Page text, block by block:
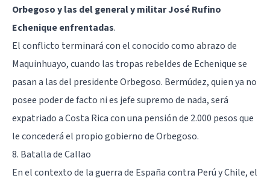
Orbegoso y las del general y militar José Rufino
Echenique enfrentadas.
El conflicto terminará con el conocido como abrazo de
Maquinhuayo, cuando las tropas rebeldes de Echenique se
pasan a las del presidente Orbegoso. Bermúdez, quien ya no
posee poder de facto ni es jefe supremo de nada, será
expatriado a Costa Rica con una pensión de 2.000 pesos que
le concederá el propio gobierno de Orbegoso.
8. Batalla de Callao
En el contexto de la guerra de España contra Perú y Chile, el